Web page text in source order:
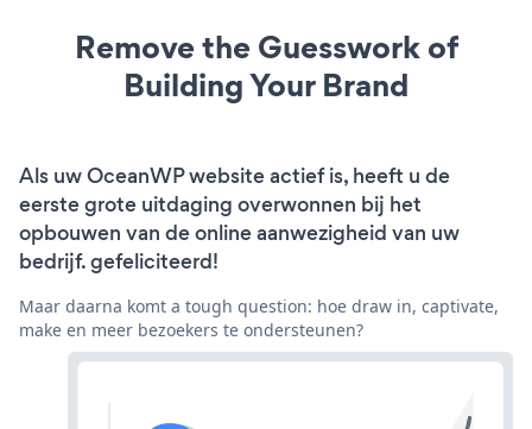
Remove the Guesswork of
Building Your Brand
Als uw OceanWP website actief is, heeft u de
eerste grote uitdaging overwonnen bij het
opbouwen van de online aanwezigheid van uw
bedrijf. gefeliciteerd!
Maar daarna komt a tough question: hoe draw in, captivate,
make en meer bezoekers te ondersteunen?